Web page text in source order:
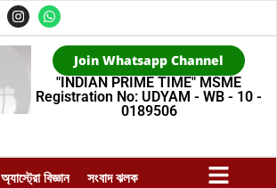
Join Whatsapp Channel
"INDIAN PRIME TIME" MSME
Registration No: UDYAM - WB - 10 -
0189506
অ্যাস্ট্রো বিজ্ঞান সংবাদ ঝলক